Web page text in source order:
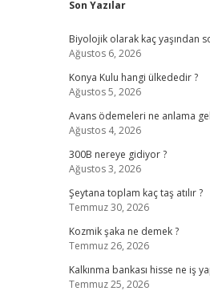
Sidebar
Son Yazılar
Biyolojik olarak kaç yaşından
Ağustos 6, 2026
Konya Kulu hangi ülkededir ?
Ağustos 5, 2026
Avans ödemeleri ne anlama
Ağustos 4, 2026
300B nereye gidiyor ?
Ağustos 3, 2026
Şeytana toplam kaç taş atılır ?
Temmuz 30, 2026
Kozmik şaka ne demek ?
Temmuz 26, 2026
Kalkınma bankası hisse ne iş
Temmuz 25, 2026